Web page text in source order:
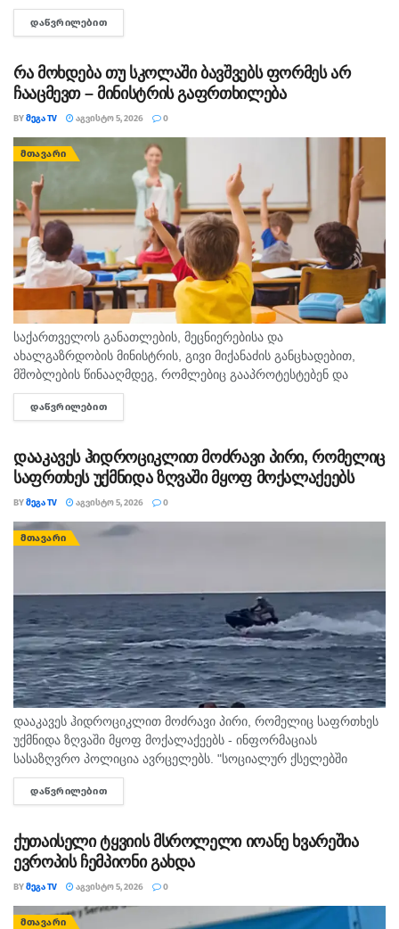
თანასწორობაზე, უსაფრთხო გარემოს უზრუნველყოფასა და
სწავლის ხარისხის ამაღლების ხელშეწყობაზე, ეს მსოფლიო
ᲓᲐᲬᲕᲠᲘᲚᲔᲑᲘᲗ
რა მოხდება თუ სკოლაში ბავშვებს ფორმეს არ
ჩააცმევთ – მინისტრის გაფრთხილება
BYᲛᲔᲒᲐ TV ᲐᲒᲕᲘᲡᲢᲝ 5, 2026 0
ᲛᲗᲐᲕᲐᲠᲘ
საქართველოს განათლების, მეცნიერებისა და
ახალგაზრდობის მინისტრის, გივი მიქანაძის განცხადებით,
მშობლების წინააღმდეგ, რომლებიც გააპროტესტებენ და
ბავშვებს სასკოლო ფორმას მაინც არ ჩააცმევენ, იქნება
განსაზღვრული, როგორც აღმზრდელობითი, ისე კონკრეტული
ᲓᲐᲬᲕᲠᲘᲚᲔᲑᲘᲗ
დააკავეს ჰიდროციკლით მოძრავი პირი, რომელიც
საფრთხეს უქმნიდა ზღვაში მყოფ მოქალაქეებს
BYᲛᲔᲒᲐ TV ᲐᲒᲕᲘᲡᲢᲝ 5, 2026 0
ᲛᲗᲐᲕᲐᲠᲘ
დააკავეს ჰიდროციკლით მოძრავი პირი, რომელიც საფრთხეს
უქმნიდა ზღვაში მყოფ მოქალაქეებს - ინფორმაციას
სასაზღვრო პოლიცია ავრცელებს. "სოციალურ ქსელებში
სხვადასხვა გვერდის მეშვეობით გავრცელდა ვიდეომასალა,
რომელშიც ჩანს, რომ ურეკის სანაპიროზე, ჰიდროციკლით
ᲓᲐᲬᲕᲠᲘᲚᲔᲑᲘᲗ
ქუთაისელი ტყვიის მსროლელი იოანე ხვარეშია
ევროპის ჩემპიონი გახდა
BYᲛᲔᲒᲐ TV ᲐᲒᲕᲘᲡᲢᲝ 5, 2026 0
ᲛᲗᲐᲕᲐᲠᲘ